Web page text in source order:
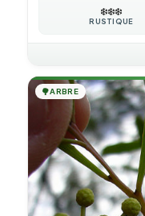
❄️❄️❄️
RUSTIQUE
🌳ARBRE